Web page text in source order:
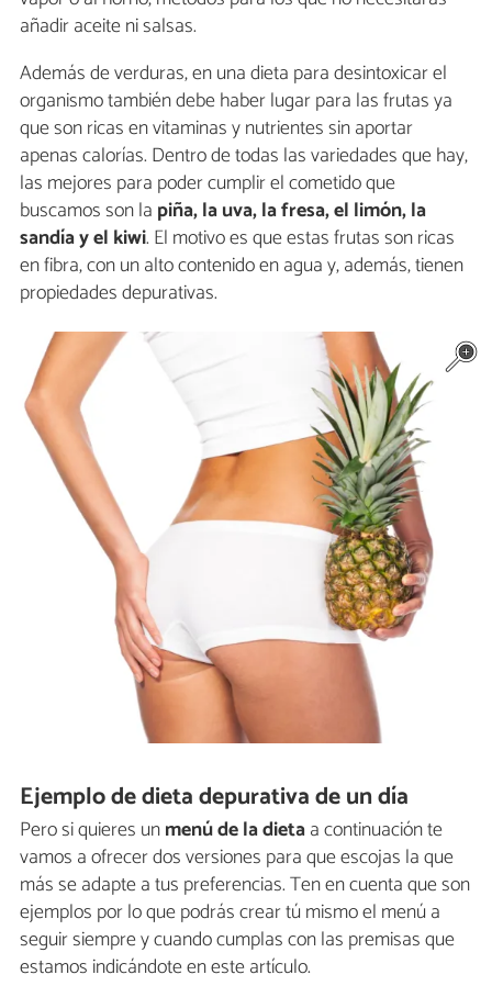
añadir aceite ni salsas.
Además de verduras, en una dieta para desintoxicar el
organismo también debe haber lugar para las frutas ya
que son ricas en vitaminas y nutrientes sin aportar
apenas calorías. Dentro de todas las variedades que hay,
las mejores para poder cumplir el cometido que
buscamos son la piña, la uva, la fresa, el limón, la
sandía y el kiwi. El motivo es que estas frutas son ricas
en fibra, con un alto contenido en agua y, además, tienen
propiedades depurativas.
Ejemplo de dieta depurativa de un día
Pero si quieres unmenú de la dietaa continuación te
vamos a ofrecer dos versiones para que escojas la que
más se adapte a tus preferencias. Ten en cuenta que son
ejemplos por lo que podrás crear tú mismo el menú a
seguir siempre y cuando cumplas con las premisas que
estamos indicándote en este artículo.